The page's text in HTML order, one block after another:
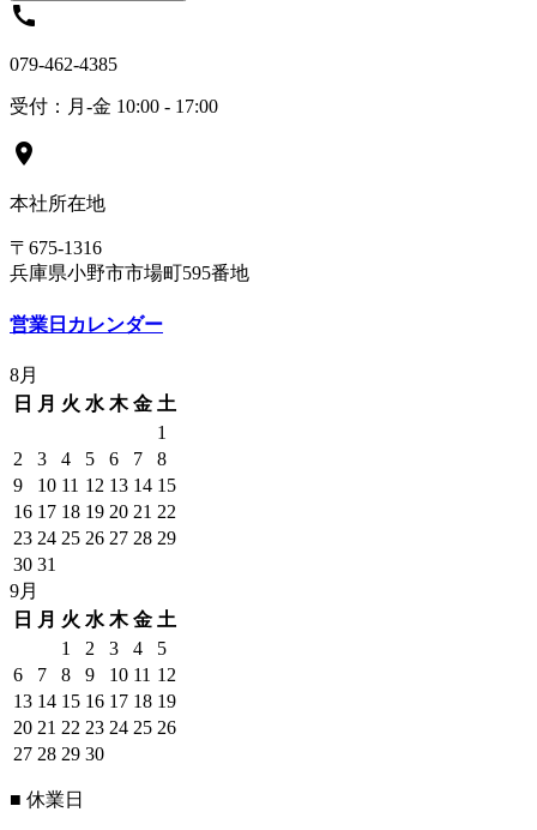
call
079-462-4385
受付：月-金 10:00 - 17:00
location_on
本社所在地
〒675-1316
兵庫県小野市市場町595番地
営業日カレンダー
8月
日
月 火 水 木 金 土
1
2
3 4 5 6 7
8
9
10 11 12 13 14 15
16 17 18 19 20 21 22
23 24 25 26 27 28 29
30 31
9月
日
月 火 水 木 金 土
1
2 3 4
5
6
7 8 9 10 11 12
13 14 15 16 17 18 19
20 21 22 23 24 25 26
27 28 29 30
■ 休業日